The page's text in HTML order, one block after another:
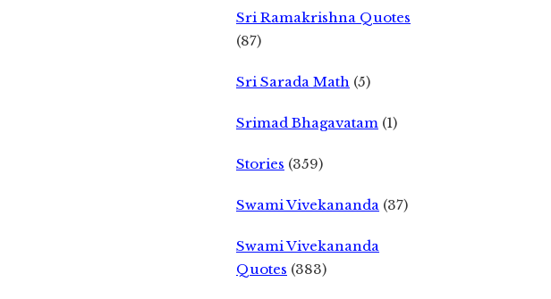
Sri Ramakrishna Quotes
(87)
Sri Sarada Math (5)
Srimad Bhagavatam (1)
Stories (359)
Swami Vivekananda (37)
Swami Vivekananda
Quotes (383)